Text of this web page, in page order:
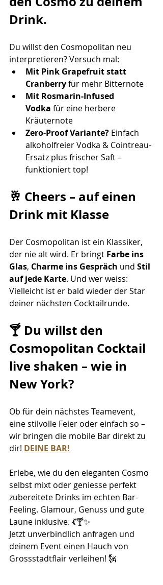
Drink.
Du willst den Cosmopolitan neu
interpretieren? Versuch mal:
Mit Pink Grapefruit statt
Cranberry für mehr Bitternote
Mit Rosmarin-Infused
Vodka für eine herbere
Kräuternote
Zero-Proof Variante? Einfach
alkoholfreier Vodka & Cointreau-
Ersatz plus frischer Saft –
funktioniert top!
🥂 Cheers – auf einen
Drink mit Klasse
Der Cosmopolitan ist ein Klassiker,
der nie alt wird. Er bringt Farbe ins
Glas, Charme ins Gespräch und Stil
auf jede Karte. Und wer weiss:
Vielleicht ist er bald wieder der Star
deiner nächsten Cocktailrunde.
🍸 Du willst den
Cosmopolitan Cocktail
live shaken – wie in
New York?
Ob für dein nächstes Teamevent,
eine stilvolle Feier oder einfach so –
wir bringen die mobile Bar direkt zu
dir! DEINE BAR!
Erlebe, wie du den eleganten Cosmo
selbst mixt oder geniesse perfekt
zubereitete Drinks im echten Bar-
Feeling. Glamour, Genuss und gute
Laune inklusive. 💃🍸✨
Jetzt unverbindlich anfragen und
deinem Event einen Hauch von
Grossstadtflair verleihen! 🗽